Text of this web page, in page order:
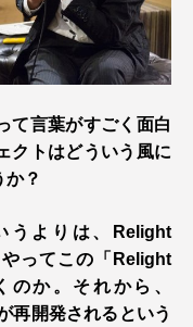
て言葉がすごく面白
クトはどういう風に
か？
うよりは、Relight
ってこの「Relight
のか。それから、
再開発されるという